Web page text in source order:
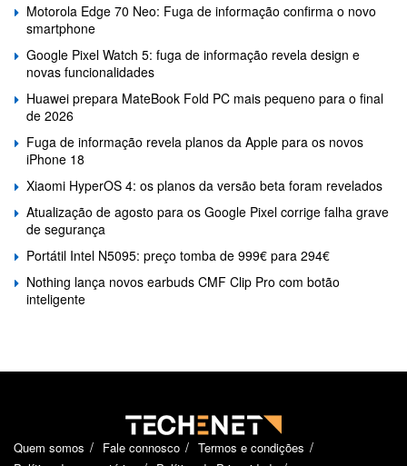
Motorola Edge 70 Neo: Fuga de informação confirma o novo
smartphone
Google Pixel Watch 5: fuga de informação revela design e
novas funcionalidades
Huawei prepara MateBook Fold PC mais pequeno para o final
de 2026
Fuga de informação revela planos da Apple para os novos
iPhone 18
Xiaomi HyperOS 4: os planos da versão beta foram revelados
Atualização de agosto para os Google Pixel corrige falha grave
de segurança
Portátil Intel N5095: preço tomba de 999€ para 294€
Nothing lança novos earbuds CMF Clip Pro com botão
inteligente
Quem somos Fale connosco
Termos e condições